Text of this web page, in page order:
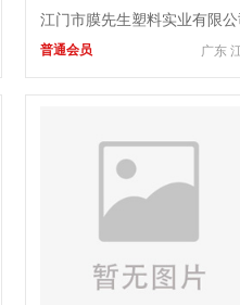
江门市膜先生塑料实业有限
广东
普通会员